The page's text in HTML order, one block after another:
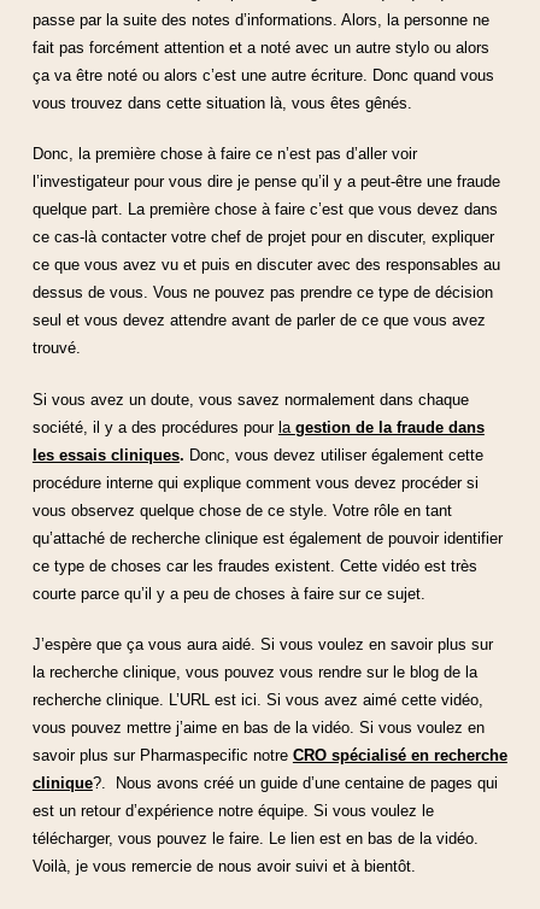
passe par la suite des notes d’informations. Alors, la personne ne
fait pas forcément attention et a noté avec un autre stylo ou alors
ça va être noté ou alors c’est une autre écriture. Donc quand vous
vous trouvez dans cette situation là, vous êtes gênés.
Donc, la première chose à faire ce n’est pas d’aller voir
l’investigateur pour vous dire je pense qu’il y a peut-être une fraude
quelque part. La première chose à faire c’est que vous devez dans
ce cas-là contacter votre chef de projet pour en discuter, expliquer
ce que vous avez vu et puis en discuter avec des responsables au
dessus de vous. Vous ne pouvez pas prendre ce type de décision
seul et vous devez attendre avant de parler de ce que vous avez
trouvé.
Si vous avez un doute, vous savez normalement dans chaque
société, il y a des procédures pour la gestion de la fraude dans
les essais cliniques. Donc, vous devez utiliser également cette
procédure interne qui explique comment vous devez procéder si
vous observez quelque chose de ce style. Votre rôle en tant
qu’attaché de recherche clinique est également de pouvoir identifier
ce type de choses car les fraudes existent. Cette vidéo est très
courte parce qu’il y a peu de choses à faire sur ce sujet.
J’espère que ça vous aura aidé. Si vous voulez en savoir plus sur
la recherche clinique, vous pouvez vous rendre sur le blog de la
recherche clinique. L’URL est ici. Si vous avez aimé cette vidéo,
vous pouvez mettre j’aime en bas de la vidéo. Si vous voulez en
savoir plus sur Pharmaspecific notre CRO spécialisé en recherche
clinique?. Nous avons créé un guide d’une centaine de pages qui
est un retour d’expérience notre équipe. Si vous voulez le
télécharger, vous pouvez le faire. Le lien est en bas de la vidéo.
Voilà, je vous remercie de nous avoir suivi et à bientôt.